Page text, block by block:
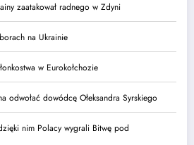
zaatakował radnego w Zdyni
na Ukrainie
w Eurokołchozie
odwołać dowódcę Ołeksandra Syrskiego
nim Polacy wygrali Bitwę pod